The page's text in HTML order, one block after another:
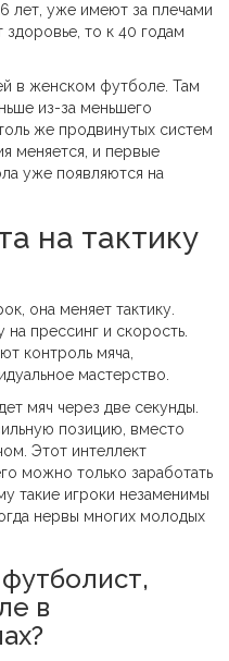
лет, уже имеют за плечами
здоровье, то к 40 годам
в женском футболе. Там
из-за меньшего
же продвинутых систем
меняется, и первые
уже появляются на
на тактику
она меняет тактику.
прессинг и скорость.
контроль мяча,
мастерство.
мяч через две секунды.
позицию, вместо
Этот интеллект
можно только заработать
такие игроки незаменимы
нервы многих молодых
в